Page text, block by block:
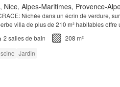
Nice, Alpes-Maritimes, Provence-
Nichée dans un écrin de verdure,
villa de plus de 210 m² habitables offre
paysager avec piscine, de va…
2 salles de bain
208 m²
Jardin